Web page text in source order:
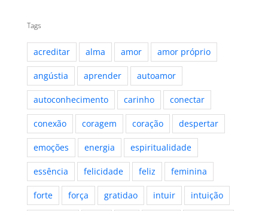
Tags
acreditar alma amor amor próprio
angústia aprender autoamor
autoconhecimento carinho conectar
conexão coragem coração despertar
emoções energia espiritualidade
essência felicidade feliz feminina
forte força gratidao intuir intuição